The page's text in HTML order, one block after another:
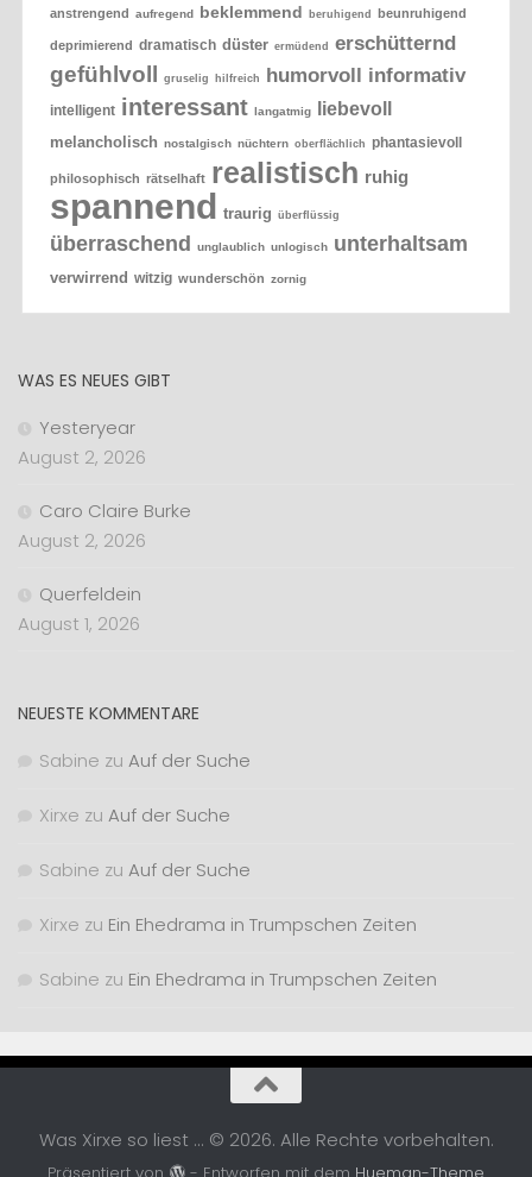
anstrengend aufregend beklemmend beruhigend beunruhigend
deprimierend dramatisch düster ermüdend erschütternd
gefühlvoll gruselig hilfreich humorvoll informativ
intelligent interessant langatmig liebevoll
melancholisch nostalgisch nüchtern oberflächlich phantasievoll
philosophisch rätselhaft realistisch ruhig
spannend traurig überflüssig
überraschend unglaublich unlogisch unterhaltsam
verwirrend witzig wunderschön zornig
WAS ES NEUES GIBT
Yesteryear
August 2, 2026
Caro Claire Burke
August 2, 2026
Querfeldein
August 1, 2026
NEUESTE KOMMENTARE
Sabine zu Auf der Suche
Xirxe zu Auf der Suche
Sabine zu Auf der Suche
Xirxe zu Ein Ehedrama in Trumpschen Zeiten
Sabine zu Ein Ehedrama in Trumpschen Zeiten
Was Xirxe so liest ... © 2026. Alle Rechte vorbehalten.